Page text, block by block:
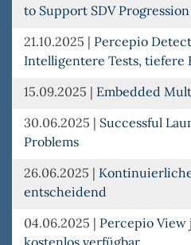
to Support SDV Progression
21.10.2025 | Percepio
Intelligentere Tests, tiefere
15.09.2025 | Embedded
30.06.2025 | Successful
Problems
26.06.2025 |
entscheidend
04.06.2025 | Percepio View
kostenlos verfügbar